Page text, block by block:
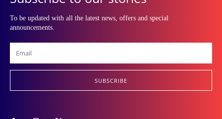
To be updated with all the latest news, offers and special
announcements.
SUBSCRIBE